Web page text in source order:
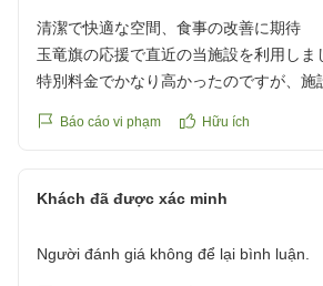
清潔で快適な空間、食事の改善に期待
玉竜旗の応援で直近の当施設を利用しま
特別料金でかなり高かったのですが、施
お風呂は文句なしですが、食事のバリエ
https://review.travel.rakuten.co.jp/hotel/
Báo cáo vi phạm Hữu ích
Khách đã được xác minh
Người đánh giá không để lại bình luận.